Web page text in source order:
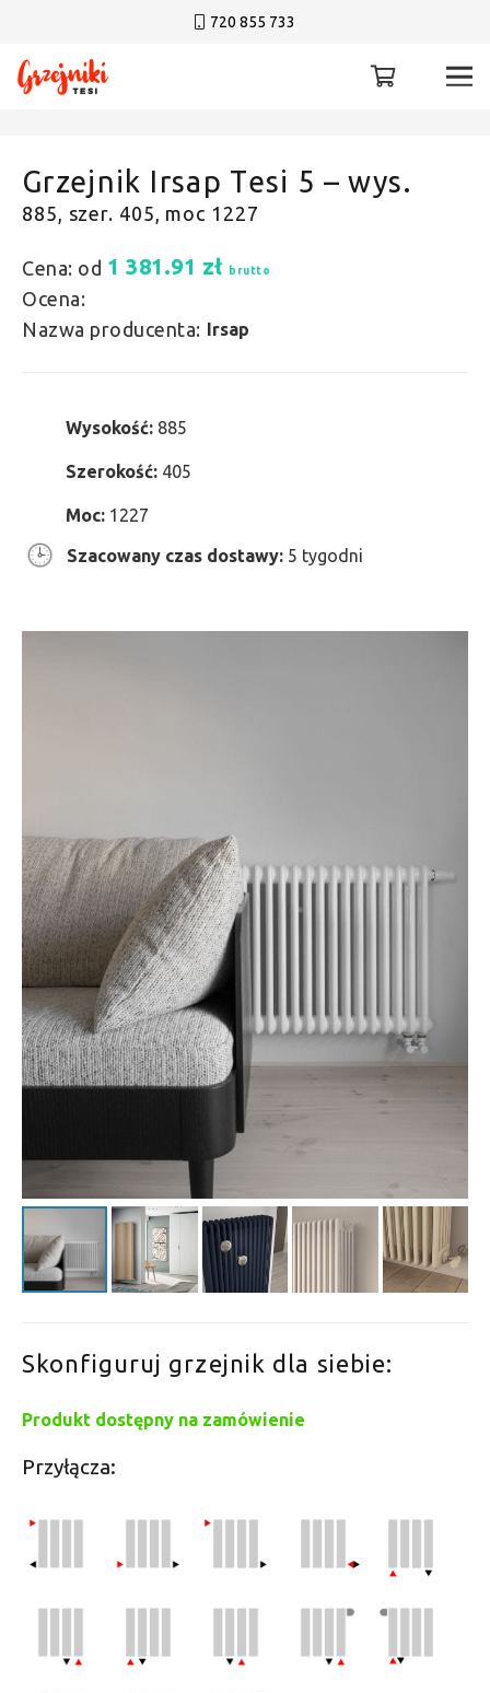
720 855 733
Grzejnik Irsap Tesi 5 – wys.
885, szer. 405, moc 1227
Cena: od 1 381.91 zł brutto
Ocena:
Nazwa producenta: Irsap
Wysokość: 885
Szerokość: 405
Moc: 1227
Szacowany czas dostawy: 5 tygodni
Skonfiguruj grzejnik dla siebie:
Produkt dostępny na zamówienie
Przyłącza: